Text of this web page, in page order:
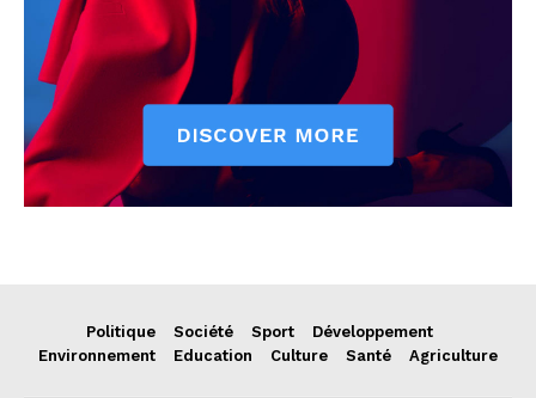
Politique Société Sport
Développement
Environnement
Education Culture Santé Agriculture